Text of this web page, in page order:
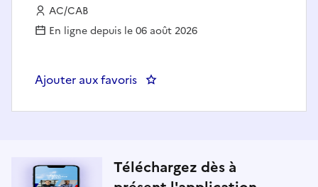
Employeur :
AC/CAB
En ligne depuis le 06 août 2026
Ajouter aux favoris : Assistant directeur de cabinet
Téléchargez dès à